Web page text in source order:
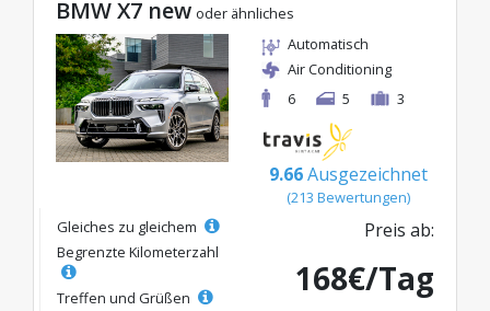
BMW X7 new oder ähnliches
Automatisch
Air Conditioning
6
5 3
9.66 Ausgezeichnet
(213 Bewertungen)
Gleiches zu gleichem
Begrenzte Kilometerzahl
Treffen und Grüßen
Preis ab:
168€/Tag